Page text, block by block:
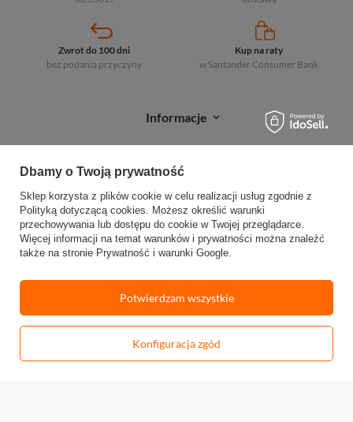
Dodaj do koszyka
Zwrot do 100 dni
bez podania przyczyny
Kup na raty
w Santander Consumer Bank
Informacje
Moje zamówienia
Sprawdź status zamówienia
Śledź przesyłkę
Zwroty
Dbamy o Twoją prywatność
Sklep korzysta z plików cookie w celu realizacji usług zgodnie z
Polityką dotyczącą cookies. Możesz określić warunki
przechowywania lub dostępu do cookie w Twojej przeglądarce.
Więcej informacji na temat warunków i prywatności można znaleźć
także na stronie Prywatność i warunki Google.
Konfiguracja zgód
Potwierdzam wszystkie